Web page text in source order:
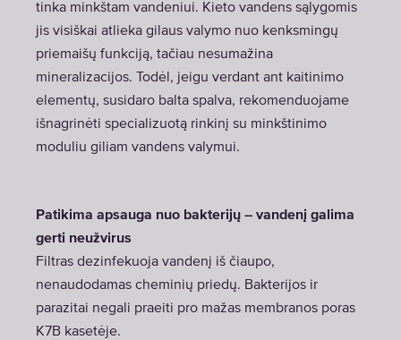
tinka minkštam vandeniui. Kieto vandens sąlygomis
jis visiškai atlieka gilaus valymo nuo kenksmingų
priemaišų funkciją, tačiau nesumažina
mineralizacijos. Todėl, jeigu verdant ant kaitinimo
elementų, susidaro balta spalva, rekomenduojame
išnagrinėti specializuotą rinkinį su minkštinimo
moduliu giliam vandens valymui.
Patikima apsauga nuo bakterijų – vandenį galima
gerti neužvirus
Filtras dezinfekuoja vandenį iš čiaupo,
nenaudodamas cheminių priedų. Bakterijos ir
parazitai negali praeiti pro mažas membranos poras
K7B kasetėje.